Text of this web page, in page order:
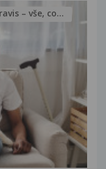
– vše, co...